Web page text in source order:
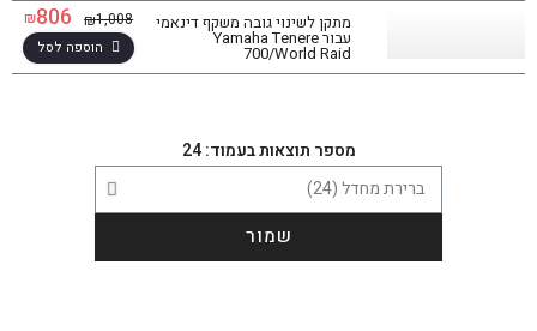
מתקן לשינוי גובה משקף דינאמי
עבור Yamaha Tenere
700/World Raid
₪1,008
₪806
הוספה לסל
מספר תוצאות בעמוד: 24
שמור
סינון תוצאות